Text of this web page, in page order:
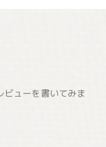
ビューを書いてみま